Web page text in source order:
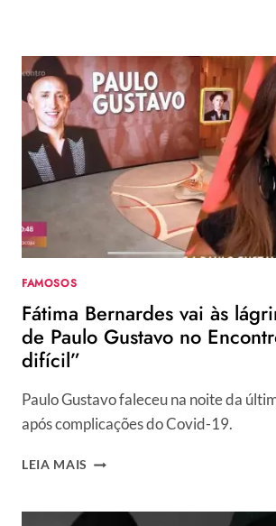
FAMOSOS
Fátima Bernardes vai às
de Paulo Gustavo no
difícil”
Paulo Gustavo faleceu na noite da
após complicações do Covid-19.
LEIA MAIS FÁTIMA
ÀS